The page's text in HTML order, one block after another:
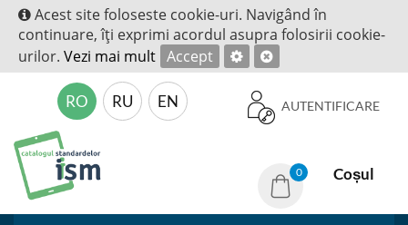
Acest site foloseste cookie-uri. Navigând în
continuare, îţi exprimi acordul asupra folosirii cookie-
urilor. Vezi mai mult Accept
AUTENTIFICARE
RO RU EN
0 Coșul